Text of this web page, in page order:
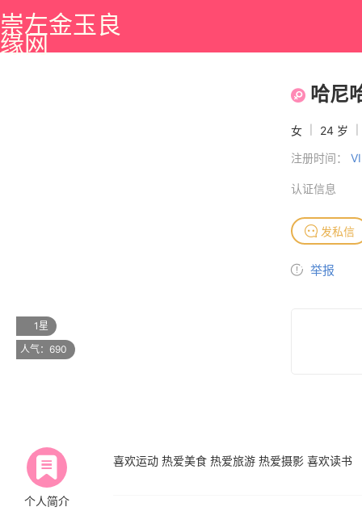
崇左金玉良
缘网
1星
人气：690
哈尼
女 24 岁
注册时间：
认证信息
发私信
举报
个人简介
喜欢运动 热爱美食 热爱旅游 热爱摄影 喜欢读书